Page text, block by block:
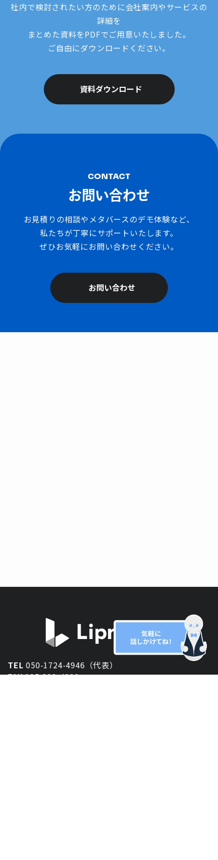
社内で検討されたい方のために会社案内やサービスの
詳細を
まとめた資料をPDFでご用意いたしました。
ご自由にダウンロードください。
資料ダウンロード
CONTACT
お問い合わせ
お見積りの相談やメタバースのデモ体験など、
私たちが丁寧にサポートいたします。
ぜひお気軽にお問い合わせください。
お問い合わせ
TEL050-1724-4946（代表）
FAX025-333-4900